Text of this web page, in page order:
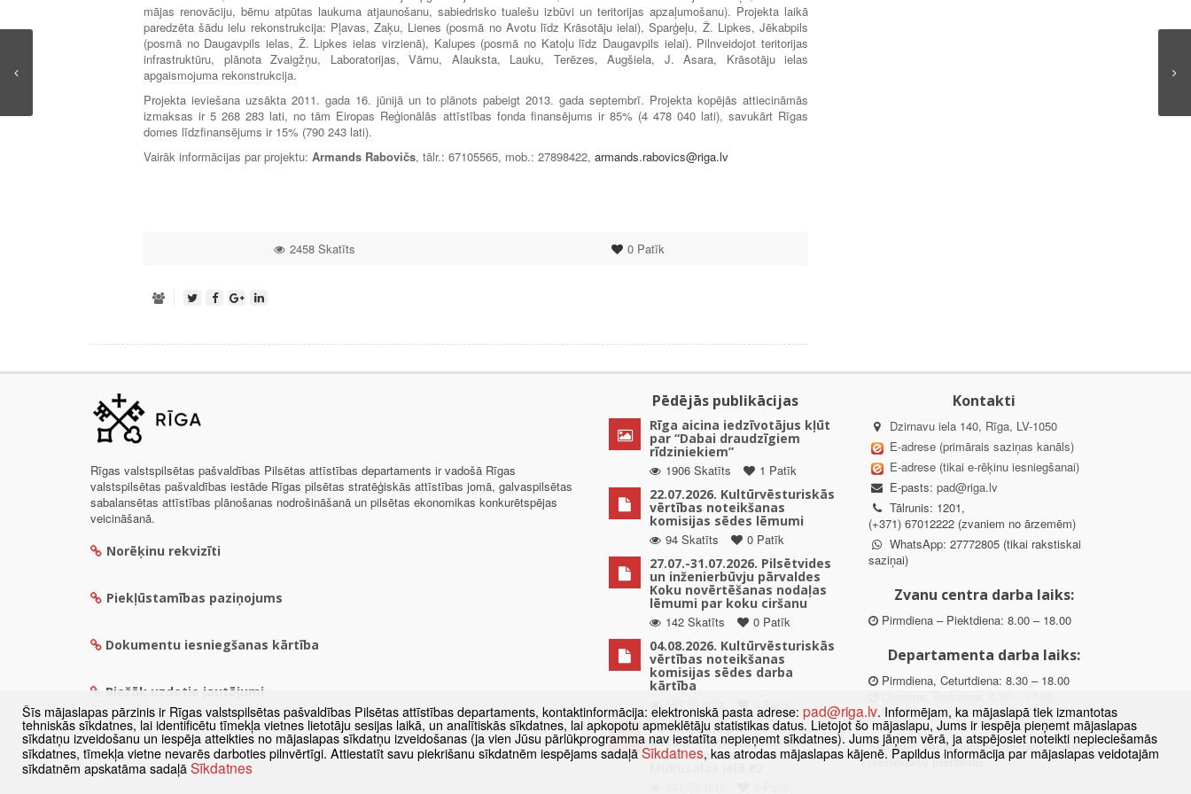
mājas renovāciju, bērnu atpūtas laukuma atjaunošanu, sabiedrisko tualešu izbūvi un teritorijas apzaļumošanu). Projekta laikā
paredzēta šādu ielu rekonstrukcija: Pļavas, Zaķu, Lienes (posmā no Avotu līdz Krāsotāju ielai), Sparģeļu, Ž. Lipkes, Jēkabpils
(posmā no Daugavpils ielas, Ž. Lipkes ielas virzienā), Kalupes (posmā no Katoļu līdz Daugavpils ielai). Pilnveidojot teritorijas
infrastruktūru, plānota Zvaigžņu, Laboratorijas, Vārnu, Alauksta, Lauku, Terēzes, Augšiela, J. Asara, Krāsotāju ielas
apgaismojuma rekonstrukcija.
Projekta ieviešana uzsākta 2011. gada 16. jūnijā un to plānots pabeigt 2013. gada septembrī. Projekta kopējās attiecināmās
izmaksas ir 5 268 283 lati, no tām Eiropas Reģionālās attīstības fonda finansējums ir 85% (4 478 040 lati), savukārt Rīgas
domes līdzfinansējums ir 15% (790 243 lati).
Vairāk informācijas par projektu: Armands Rabovičs, tālr.: 67105565, mob.: 27898422, armands.rabovics@riga.lv
0Patīk
2458 Skatīts
Rīgas valstspilsētas pašvaldības Pilsētas attīstības departaments ir vadošā Rīgas
valstspilsētas pašvaldības iestāde Rīgas pilsētas stratēģiskās attīstības jomā, galvaspilsētas
sabalansētas attīstības plānošanas nodrošināšanā un pilsētas ekonomikas konkurētspējas
veicināšanā.
Norēķinu rekvizīti
Piekļūstamības paziņojums
Dokumentu iesniegšanas kārtība
Biežāk uzdotie jautājumi
Pēdējās publikācijas
Rīga aicina iedzīvotājus kļūt
par “Dabai draudzīgiem
rīdziniekiem”
1906 Skatīts
1 Patīk
22.07.2026. Kultūrvēsturiskās
vērtības noteikšanas
komisijas sēdes lēmumi
94 Skatīts
0 Patīk
27.07.-31.07.2026. Pilsētvides
un inženierbūvju pārvaldes
Koku novērtēšanas nodaļas
lēmumi par koku ciršanu
142 Skatīts
0 Patīk
04.08.2026. Kultūrvēsturiskās
vērtības noteikšanas
komisijas sēdes darba
kārtība
187 Skatīts
0 Patīk
Paziņojums par
detālplānojuma izstrādes
uzsākšanu zemes vienībā
Kontakti
Dzirnavu iela 140, Rīga, LV-1050
E-adrese (primārais saziņas kanāls)
E-adrese (tikai e-rēķinu iesniegšanai)
E-pasts: pad@riga.lv
Tālrunis: 1201,
(+371) 67012222 (zvaniem no ārzemēm)
WhatsApp: 27772805 (tikai rakstiskai
saziņai)
Zvanu centra darba laiks:
Pirmdiena – Piektdiena: 8.00 – 18.00
Departamenta darba laiks:
Pirmdiena, Ceturtdiena: 8.30 – 18.00
Piektdiena: 8.30 – 15.00
Klātienes konsultācijas pieejamas tikai ar
iepriekšēju pierakstu.
Šīs mājaslapas pārzinis ir Rīgas valstspilsētas pašvaldības Pilsētas attīstības departaments, kontaktinformācija: elektroniskā pasta adrese: pad@riga.lv. Informējam, ka mājaslapā tiek izmantotas
tehniskās sīkdatnes, lai identificētu tīmekļa vietnes lietotāju sesijas laikā, un analītiskās sīkdatnes, lai apkopotu apmeklētāju statistikas datus. Lietojot šo mājaslapu, Jums ir iespēja pieņemt mājaslapas
sīkdatņu izveidošanu un iespēja atteikties no mājaslapas sīkdatņu izveidošanas (ja vien Jūsu pārlūkprogramma nav iestatīta nepieņemt sīkdatnes). Jums jāņem vērā, ja atspējosiet noteikti nepieciešamās
sīkdatnes, tīmekļa vietne nevarēs darboties pilnvērtīgi. Attiestatīt savu piekrišanu sīkdatnēm iespējams sadaļā Sīkdatnes, kas atrodas mājaslapas kājenē. Papildus informācija par mājaslapas veidotajām
sīkdatnēm apskatāma sadaļā Sīkdatnes